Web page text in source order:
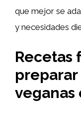
que mejor se
y necesidades
Recetas
preparar
veganas